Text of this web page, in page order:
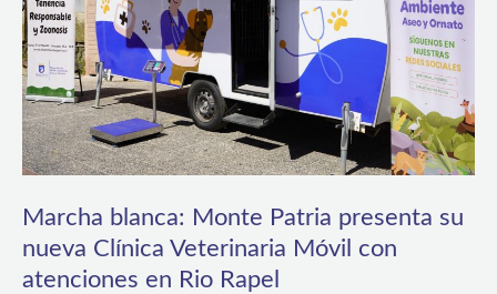
Marcha blanca: Monte Patria presenta su
nueva Clínica Veterinaria Móvil con
atenciones en Rio Rapel
presenta
su
nueva
Clínica
Veterinaria
Móvil
con
atenciones